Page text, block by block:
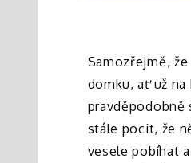
Samozřejmě,
domku, ať už
pravděpodobně
stále pocit, že
vesele pobíhat